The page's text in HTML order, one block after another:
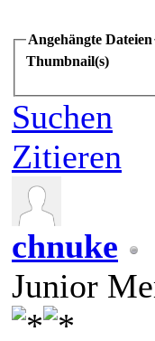
Angehängte Dateien
Thumbnail(s)
Suchen
Zitieren
chnuke
Junior